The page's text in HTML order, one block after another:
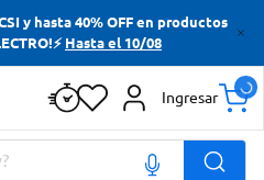
CSI y hasta 40% OFF en productos
Hasta el 10/08
Ingresar